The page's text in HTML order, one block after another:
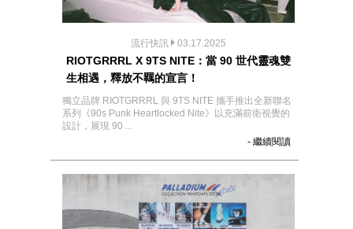
流行快訊 03.17.2025
RIOTGRRRL X 9TS NITE：當 90 世代靈魂雙
生相遇，釋放不羈的宣言！
獨立品牌 RIOTGRRRL 與 9TS NITE 攜手推出全新聯名
系列《90s Punk Heartlocked Nite》以充滿前衛視覺的
設計，展現 90 ...
- 繼續閱讀